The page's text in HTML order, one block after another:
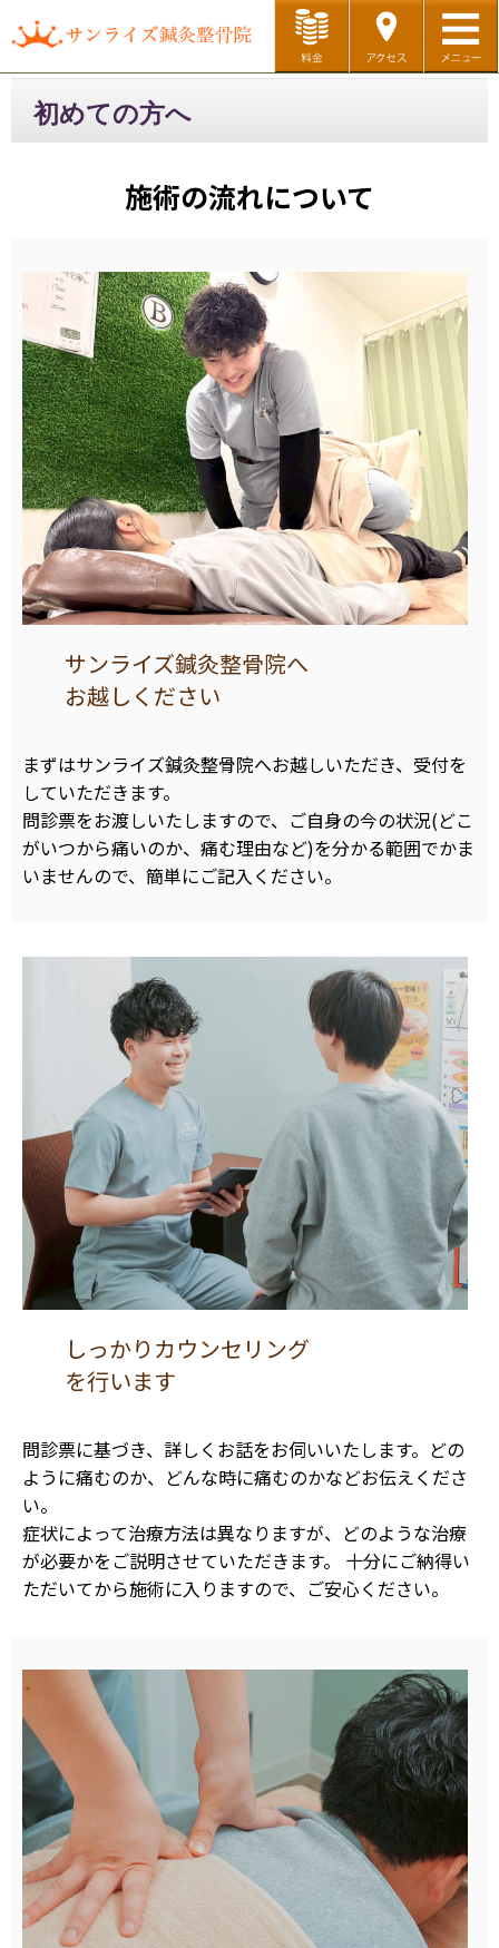
ホーム
診療予約
初めての方へ
施術の流れについて
サンライズ鍼灸整骨院へ
お越しください
まずはサンライズ鍼灸整骨院へお越しいただき、受付を
していただきます。
問診票をお渡しいたしますので、ご自身の今の状況(どこ
がいつから痛いのか、痛む理由など)を分かる範囲でかま
いませんので、簡単にご記入ください。
しっかりカウンセリング
を行います
問診票に基づき、詳しくお話をお伺いいたします。どの
ように痛むのか、どんな時に痛むのかなどお伝えくださ
い。
症状によって治療方法は異なりますが、どのような治療
が必要かをご説明させていただきます。 十分にご納得い
ただいてから施術に入りますので、ご安心ください。